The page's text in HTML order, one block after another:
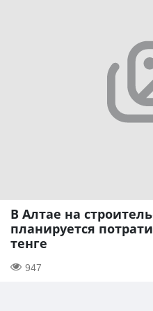
В Алтае на
планируется
тенге
947